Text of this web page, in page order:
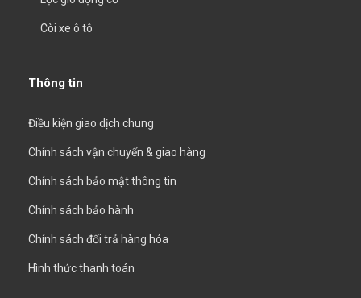
Còi xe ô tô
Thông tin
Điều kiện giao dịch chung
Chính sách vận chuyển & giao hàng
Chính sách bảo mật thông tin
Chính sách bảo hành
Chính sách đổi trả hàng hóa
Hình thức thanh toán